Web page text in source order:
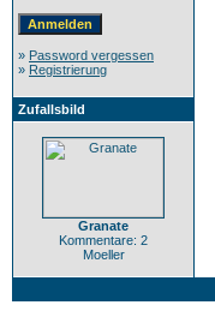
» Password vergessen
» Registrierung
Zufallsbild
Granate
Kommentare: 2
Moeller